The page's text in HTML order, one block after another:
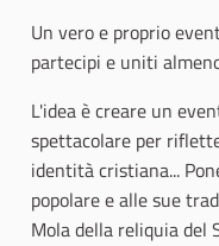
Un vero e proprio
partecipi e uniti
L'idea è creare un
spettacolare per
identità cristiana...
popolare e alle sue
Mola della reliquia del